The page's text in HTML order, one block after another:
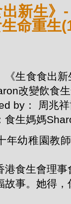
出新生
命重生
《生食食出
改變飲食
by： 周兆
食生媽媽
年幼稚園教
港食生會理
事。她得，